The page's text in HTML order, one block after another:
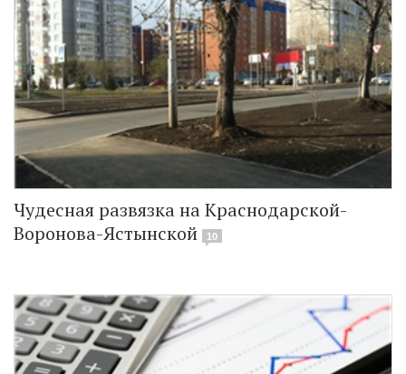
Чудесная развязка на Краснодарской-
Воронова-Ястынской
10